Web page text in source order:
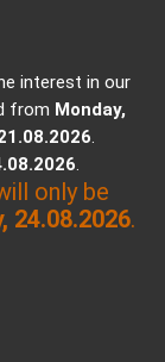
interest in our
from Monday,
.
.
only be
24.08.2026.